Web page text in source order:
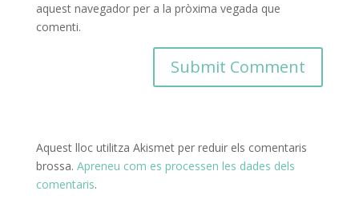
aquest navegador per a la pròxima vegada que
comenti.
Aquest lloc utilitza Akismet per reduir els comentaris
brossa. Apreneu com es processen les dades dels
comentaris.